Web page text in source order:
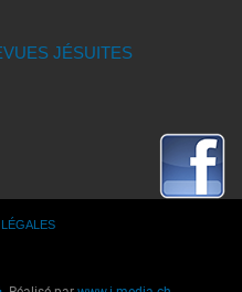
JÉSUITES